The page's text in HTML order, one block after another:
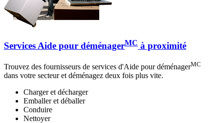
Services Aide pour déménagerMC à proximité
Trouvez des fournisseurs de services d'Aide pour déménagerMC
dans votre secteur et déménagez deux fois plus vite.
Charger et décharger
Emballer et déballer
Conduire
Nettoyer